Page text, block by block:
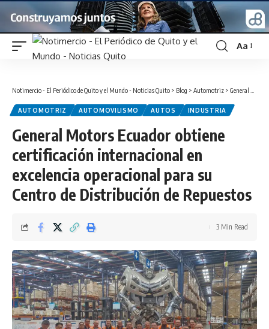
Font
Aa
Notimercio - El Periódico de Quito y el Mundo - Noticias Quito > Blog > Automotriz > General Motors Ecuador obtiene certificación internacional en excelencia operacional para su Centro de Distribución de Repuestos
AUTOMOTRIZ AUTOMOVILISMO AUTOS INDUSTRIA
General Motors Ecuador obtiene
certificación internacional en
excelencia operacional para su
Centro de Distribución de Repuestos
3 Min Read